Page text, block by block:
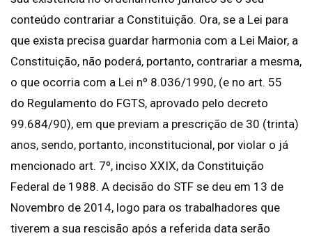
conteúdo contrariar a Constituição. Ora, se a Lei para
que exista precisa guardar harmonia com a Lei Maior, a
Constituição, não poderá, portanto, contrariar a mesma,
o que ocorria com a Lei nº 8.036/1990, (e no art. 55
do Regulamento do FGTS, aprovado pelo decreto
99.684/90), em que previam a prescrição de 30 (trinta)
anos, sendo, portanto, inconstitucional, por violar o já
mencionado art. 7º, inciso XXIX, da Constituição
Federal de 1988. A decisão do STF se deu em 13 de
Novembro de 2014, logo para os trabalhadores que
tiverem a sua rescisão após a referida data serão